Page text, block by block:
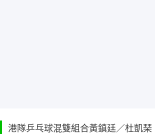
港隊乒乓球混雙組合黃鎮廷／杜凱